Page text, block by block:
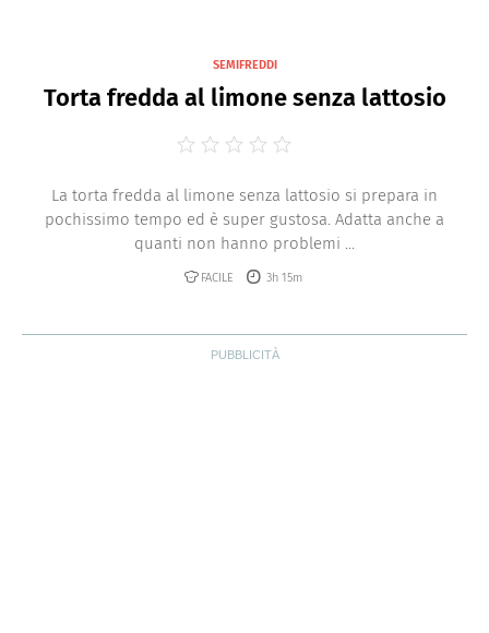
Meringhe
Plumcakes
Pancakes
Sorbetti
Pasticcini
SEMIFREDDI
Torta fredda al limone senza lattosio
La torta fredda al limone senza lattosio si prepara in
pochissimo tempo ed è super gustosa. Adatta anche a
quanti non hanno problemi ...
FACILE 3h 15m